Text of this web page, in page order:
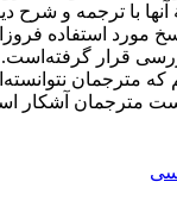
آنها با ترجمه و
قرار
که مترجمان
آشکار